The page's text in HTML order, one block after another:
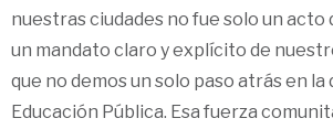
nuestras ciudades no fue solo un acto
un mandato claro y explícito de
que no demos un solo paso atrás en la
Educación Pública. Esa fuerza